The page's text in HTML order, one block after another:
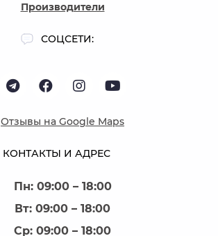
КОНТАКТЫ И АДРЕС
Пн: 09:00 – 18:00
Вт: 09:00 – 18:00
Ср: 09:00 – 18:00
Производители
СОЦСЕТИ:
Отзывы на Google Maps